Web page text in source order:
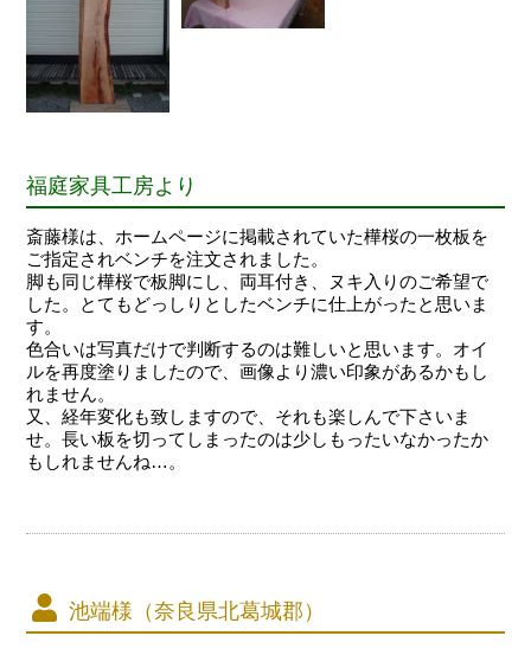
福庭家具工房より
斎藤様は、ホームページに掲載されていた樺桜の一枚板を
ご指定されベンチを注文されました。
脚も同じ樺桜で板脚にし、両耳付き、ヌキ入りのご希望で
した。とてもどっしりとしたベンチに仕上がったと思いま
す。
色合いは写真だけで判断するのは難しいと思います。オイ
ルを再度塗りましたので、画像より濃い印象があるかもし
れません。
又、経年変化も致しますので、それも楽しんで下さいま
せ。長い板を切ってしまったのは少しもったいなかったか
もしれませんね…。
池端様（奈良県北葛城郡）